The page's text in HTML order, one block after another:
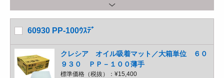
60930 PP-100ｳｽﾃﾞ
クレシア オイル吸着マット／大箱単位 ６０
９３０ ＰＰ－１００薄手
標準価格（税抜）： ¥15,400